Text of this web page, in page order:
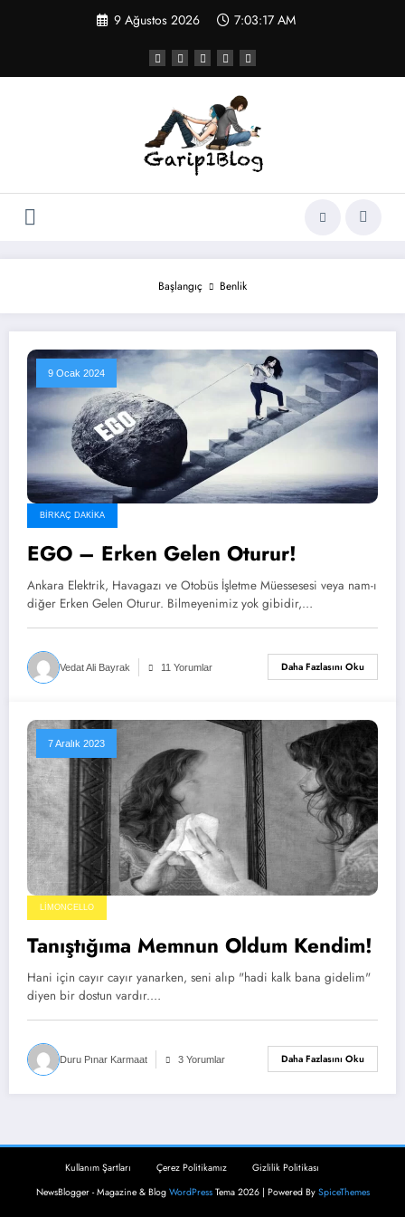
9 Ağustos 2026 7:03:17 AM
Başlangıç Benlik
9 Ocak 2024
BIRKAÇ DAKIKA
EGO – Erken Gelen Oturur!
Ankara Elektrik, Havagazı ve Otobüs İşletme Müessesesi veya nam-ı
diğer Erken Gelen Oturur. Bilmeyenimiz yok gibidir,…
Vedat Ali Bayrak 11 Yorumlar Daha Fazlasını Oku
7 Aralık 2023
LIMONCELLO
Tanıştığıma Memnun Oldum Kendim!
Hani için cayır cayır yanarken, seni alıp "hadi kalk bana gidelim"
diyen bir dostun vardır.…
Duru Pınar Karmaat 3 Yorumlar Daha Fazlasını Oku
Kullanım Şartları Çerez Politikamız
Gizlilik Politikası
NewsBlogger - Magazine & Blog WordPressTema 2026 | Powered By SpiceThemes